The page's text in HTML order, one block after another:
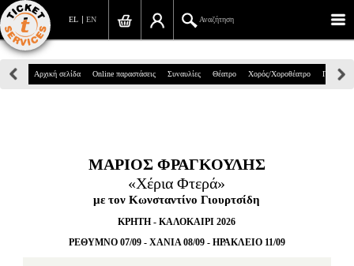
EN
EL Αναζήτηση
Πανεπιστημίου 39, Αθήνα
Αναζήτηση
Σύνδεση/Εγγραφή
Παραγγελία
Αρχική σελίδα Online παραστάσεις Συναυλίες Θέατρο Χορός/Χοροθέατρο Παιδικά
ΜΑΡΙΟΣ ΦΡΑΓΚΟΥΛΗΣ
«Χέρια Φτερά»
με τον Κωνσταντίνο Γιουρτσίδη
ΚΡΗΤΗ - ΚΑΛΟΚΑΙΡΙ 2026
ΡΕΘΥΜΝΟ 07/09 - ΧΑΝΙΑ 08/09 - ΗΡΑΚΛΕΙΟ 11/09